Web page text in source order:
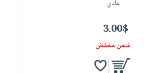
عادي
3.00$
شحن مخفض